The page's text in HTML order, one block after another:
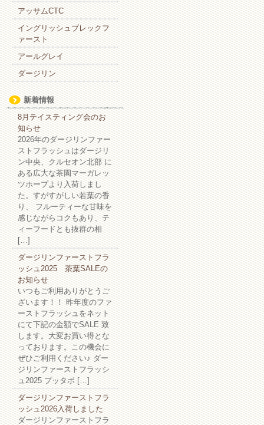
アッサムCTC
イングリッシュブレックフ
ァースト
アールグレイ
ダージリン
新着情報
8月テイスティング会のお
知らせ
2026年のダージリンファー
ストフラッシュはダージリ
ン中央、クルセオン北部 に
ある広大な茶園マーガレッ
ツホープより入荷しまし
た。すがすがしい若葉の香
り、 フルーティーな甘味を
感じながらコクもあり、テ
ィーフードとも抜群の相
[…]
ダージリンファーストフラ
ッシュ2025 茶葉SALEの
お知らせ
いつもご利用ありがとうご
ざいます！！ 昨年度のファ
ーストフラッシュをネット
にて下記の金額でSALE 致
します。大変お買い得とな
っております。この機会に
ぜひご利用ください♪ ダー
ジリンファーストフラッシ
ュ2025 プッタボ […]
ダージリンファーストフラ
ッシュ2026入荷しました
ダージリンファーストフラ